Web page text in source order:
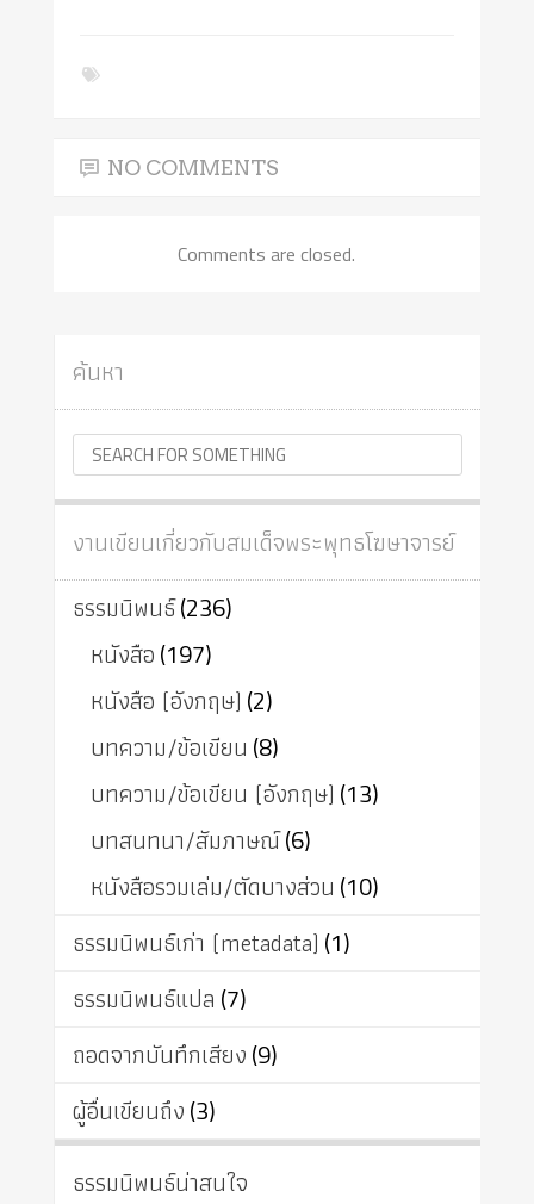
NO COMMENTS
Comments are closed.
ค้นหา
งานเขียนเกี่ยวกับสมเด็จพระพุทธโฆษาจารย์
ธรรมนิพนธ์(236)
หนังสือ(197)
หนังสือ (อังกฤษ) (2)
บทความ/ข้อเขียน (8)
บทความ/ข้อเขียน (อังกฤษ) (13)
บทสนทนา/สัมภาษณ์(6)
หนังสือรวมเล่ม/ตัดบางส่วน (10)
ธรรมนิพนธ์เก่า (metadata) (1)
ธรรมนิพนธ์แปล (7)
ถอดจากบันทึกเสียง(9)
ผู้อื่นเขียนถึง(3)
ธรรมนิพนธ์น่าสนใจ